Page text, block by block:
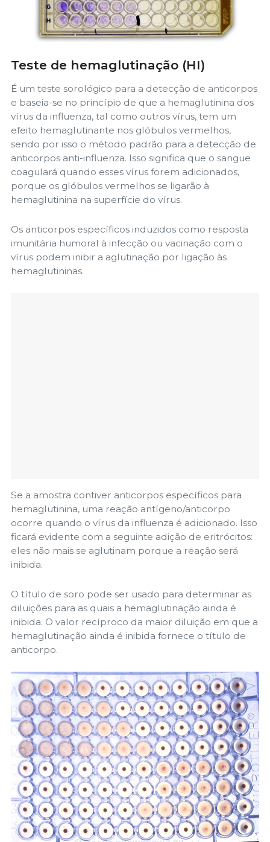
Teste de hemaglutinação (HI)
É um teste sorológico para a detecção de anticorpos
e baseia-se no princípio de que a hemaglutinina dos
vírus da influenza, tal como outros vírus, tem um
efeito hemaglutinante nos glóbulos vermelhos,
sendo por isso o método padrão para a detecção de
anticorpos anti-influenza. Isso significa que o sangue
coagulará quando esses vírus forem adicionados,
porque os glóbulos vermelhos se ligarão à
hemaglutinina na superfície do vírus.
Os anticorpos específicos induzidos como resposta
imunitária humoral à infecção ou vacinação com o
vírus podem inibir a aglutinação por ligação às
hemaglutininas.
Se a amostra contiver anticorpos específicos para
hemaglutinina, uma reação antígeno/anticorpo
ocorre quando o vírus da influenza é adicionado. Isso
ficará evidente com a seguinte adição de eritrócitos:
eles não mais se aglutinam porque a reação será
inibida.
O título de soro pode ser usado para determinar as
diluições para as quais a hemaglutinação ainda é
inibida. O valor recíproco da maior diluição em que a
hemaglutinação ainda é inibida fornece o título de
anticorpo.